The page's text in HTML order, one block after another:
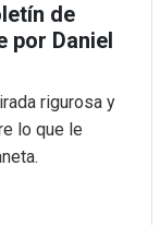
de
por Daniel
rigurosa y
lo que le